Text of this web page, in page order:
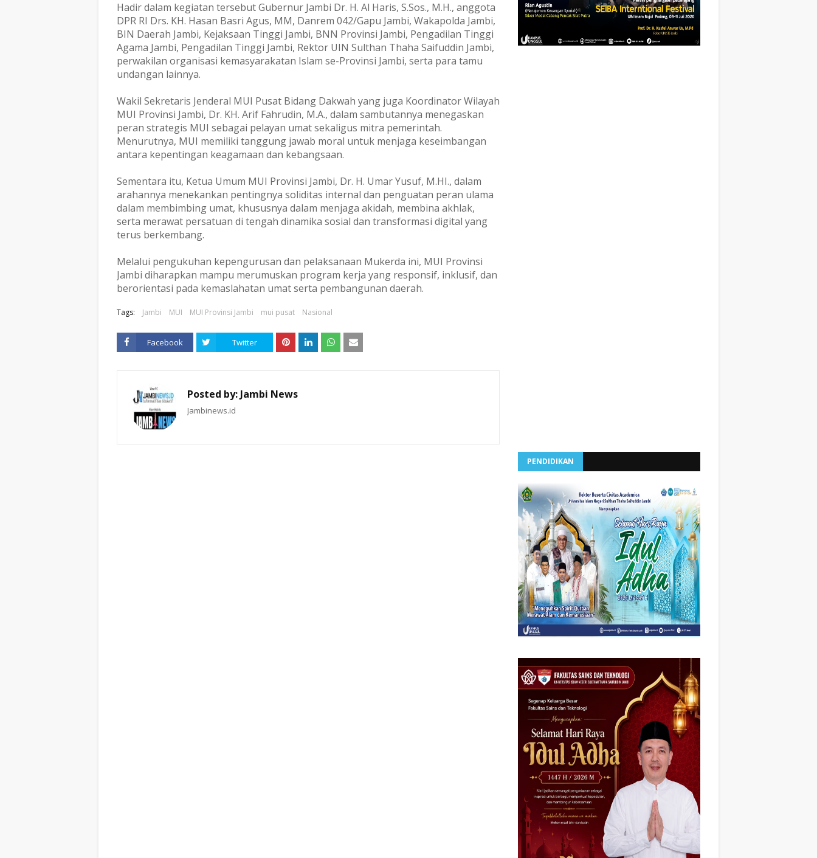
Hadir dalam kegiatan tersebut Gubernur Jambi Dr. H. Al Haris, S.Sos., M.H., anggota
DPR RI Drs. KH. Hasan Basri Agus, MM, Danrem 042/Gapu Jambi, Wakapolda Jambi,
BIN Daerah Jambi, Kejaksaan Tinggi Jambi, BNN Provinsi Jambi, Pengadilan Tinggi
Agama Jambi, Pengadilan Tinggi Jambi, Rektor UIN Sulthan Thaha Saifuddin Jambi,
perwakilan organisasi kemasyarakatan Islam se-Provinsi Jambi, serta para tamu
undangan lainnya.
Wakil Sekretaris Jenderal MUI Pusat Bidang Dakwah yang juga Koordinator Wilayah
MUI Provinsi Jambi, Dr. KH. Arif Fahrudin, M.A., dalam sambutannya menegaskan
peran strategis MUI sebagai pelayan umat sekaligus mitra pemerintah.
Menurutnya, MUI memiliki tanggung jawab moral untuk menjaga keseimbangan
antara kepentingan keagamaan dan kebangsaan.
Sementara itu, Ketua Umum MUI Provinsi Jambi, Dr. H. Umar Yusuf, M.HI., dalam
arahannya menekankan pentingnya soliditas internal dan penguatan peran ulama
dalam membimbing umat, khususnya dalam menjaga akidah, membina akhlak,
serta merawat persatuan di tengah dinamika sosial dan transformasi digital yang
terus berkembang.
Melalui pengukuhan kepengurusan dan pelaksanaan Mukerda ini, MUI Provinsi
Jambi diharapkan mampu merumuskan program kerja yang responsif, inklusif, dan
berorientasi pada kemaslahatan umat serta pembangunan daerah.
Tags: Jambi MUI MUI Provinsi Jambi mui pusat Nasional
Facebook Twitter
Posted by: Jambi News
Jambinews.id
PENDIDIKAN